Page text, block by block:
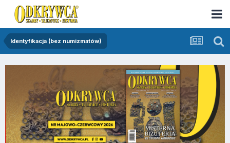
Identyfikacja (bez numizmatów)